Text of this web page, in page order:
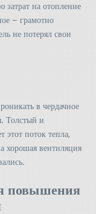
затрат на отопление
– грамотно
не потерял свои
в чердачное
Толстый и
этот поток тепла,
хорошая вентиляция
повышения